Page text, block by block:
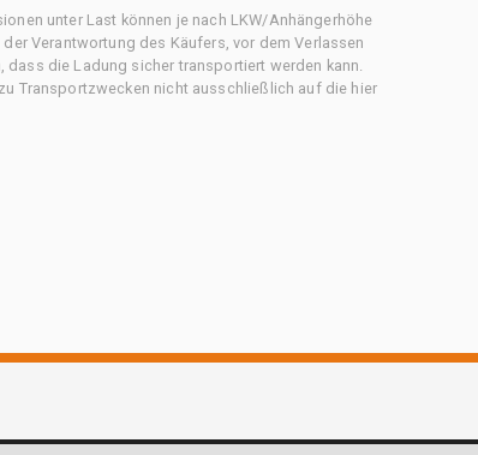
unter Last können je nach LKW/Anhängerhöhe
Verantwortung des Käufers, vor dem Verlassen
die Ladung sicher transportiert werden kann.
Transportzwecken nicht ausschließlich auf die hier